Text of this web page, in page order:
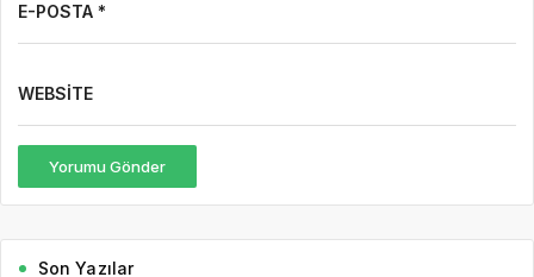
E-POSTA *
WEBSITE
Yorumu Gönder
Son Yazılar